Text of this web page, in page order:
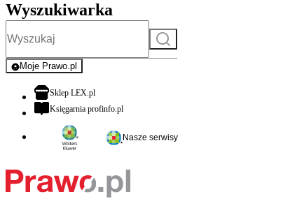
Wyszukiwarka
Szukaj
Moje Prawo.pl
- rejestracja i logowanie do serwisu
Sklep LEX.plotwiera się w nowej karcie
Księgarnia profinfo.plotwiera się w nowej karcie
Nasze serwisy